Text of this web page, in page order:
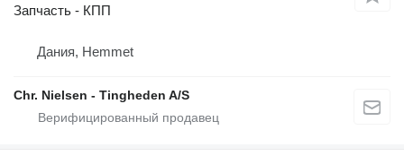
Запчасть - КПП
Дания, Hemmet
Chr. Nielsen - Tingheden A/S